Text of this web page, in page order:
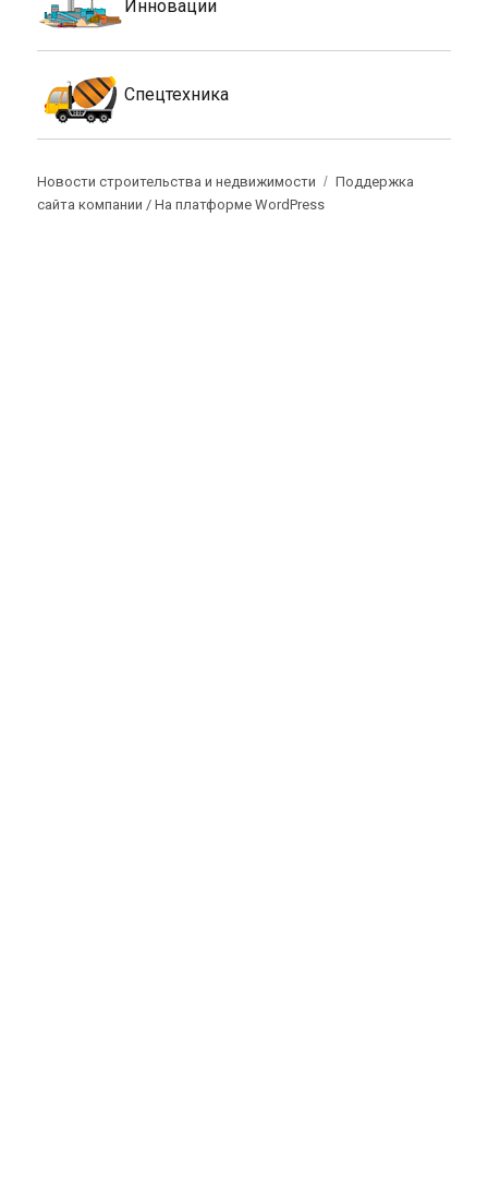
Инновации
Спецтехника
Новости строительства и недвижимости
Поддержка
сайта компании /На платформе WordPress